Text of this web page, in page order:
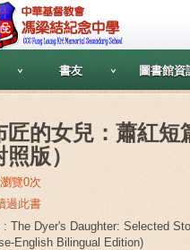
書友 圖書館資
匠的女兒：蕭紅短
版）
覽0次
過此書
: The Dyer's Daughter: Selected
English Bilingual Edition)